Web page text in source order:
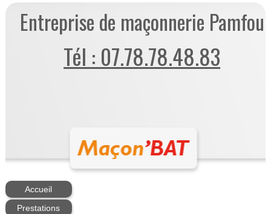
Entreprise de maçonnerie Pamfou
Tél : 07.78.78.48.83
Accueil
Prestations